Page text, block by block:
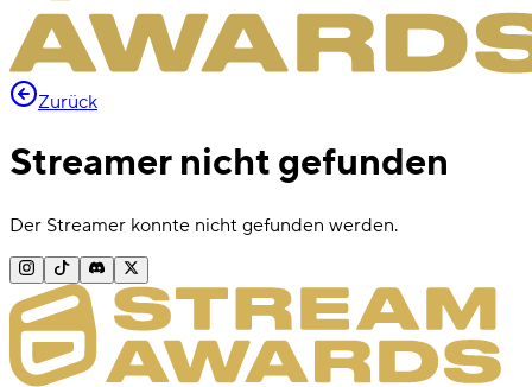
Zurück
Streamer nicht gefunden
Der Streamer konnte nicht gefunden werden.